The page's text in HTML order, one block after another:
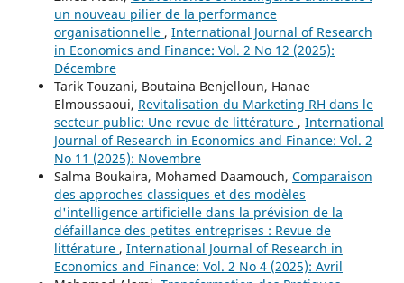
un nouveau pilier de la performance
organisationnelle , International Journal of Research
in Economics and Finance: Vol. 2 No 12 (2025):
Décembre
Tarik Touzani, Boutaina Benjelloun, Hanae
Elmoussaoui, Revitalisation du Marketing RH dans le
secteur public: Une revue de littérature , International
Journal of Research in Economics and Finance: Vol. 2
No 11 (2025): Novembre
Salma Boukaira, Mohamed Daamouch, Comparaison
des approches classiques et des modèles
d'intelligence artificielle dans la prévision de la
défaillance des petites entreprises : Revue de
littérature , International Journal of Research in
Economics and Finance: Vol. 2 No 4 (2025): Avril